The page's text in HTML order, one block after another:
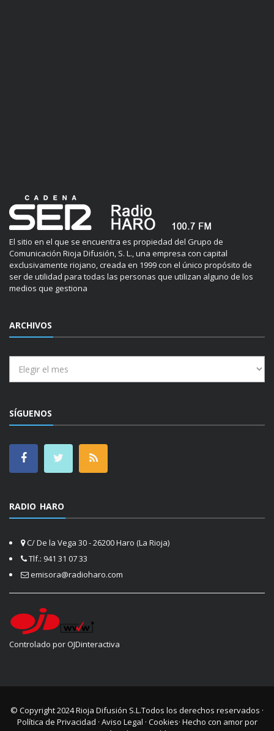
El sitio en el que se encuentra es propiedad del Grupo de
Comunicación Rioja Difusión, S. L., una empresa con capital
exclusivamente riojano, creada en 1999 con el único propósito de
ser de utilidad para todas las personas que utilizan alguno de los
medios que gestiona
ARCHIVOS
SÍGUENOS
RADIO HARO
C/ De la Vega 30 - 26200 Haro (La Rioja)
Tlf.: 941 31 07 33
emisora@radioharo.com
Controlado por OJDinteractiva
© Copyright 2024Rioja Difusión S.L.Todos los derechos reservados ·
Política de Privacidad · Aviso Legal · Cookies· Hecho con amor por